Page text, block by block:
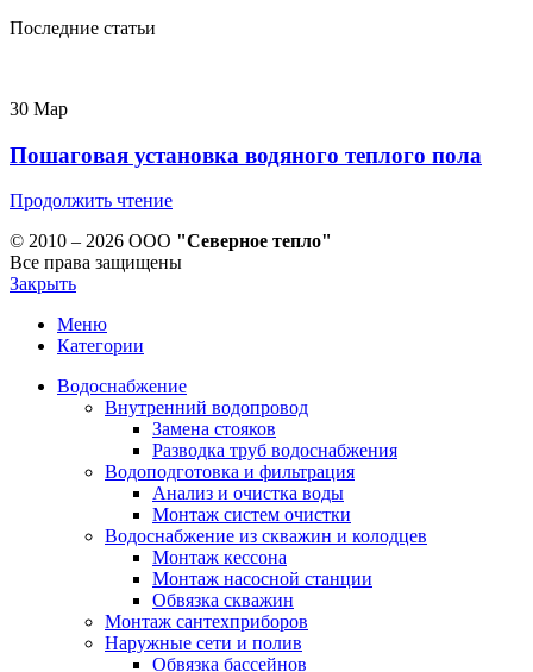
Последние статьи
30 Мар
Пошаговая установка водяного теплого пола
Продолжить чтение
© 2010 – 2026 ООО "Северное тепло"
Все права защищены
Закрыть
Меню
Категории
Водоснабжение
Внутренний водопровод
Замена стояков
Разводка труб водоснабжения
Водоподготовка и фильтрация
Анализ и очистка воды
Монтаж систем очистки
Водоснабжение из скважин и колодцев
Монтаж кессона
Монтаж насосной станции
Обвязка скважин
Монтаж сантехприборов
Наружные сети и полив
Обвязка бассейнов